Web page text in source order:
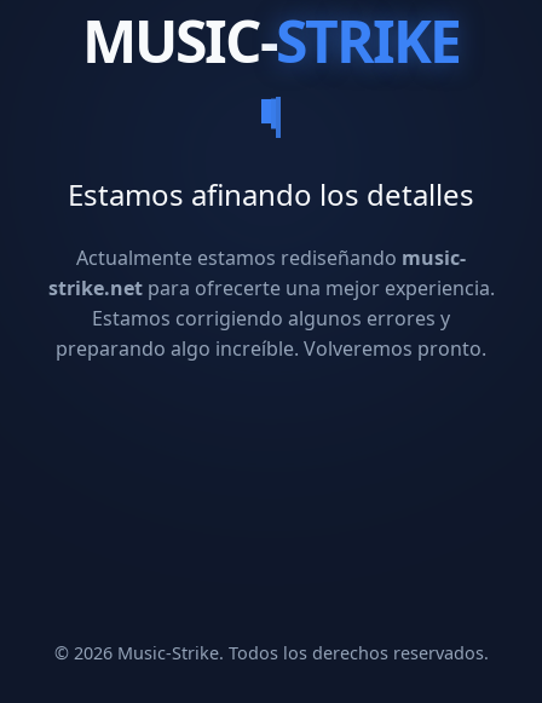
MUSIC-STRIKE
Estamos afinando los detalles
Actualmente estamos rediseñando music-
strike.netpara ofrecerte una mejor experiencia.
Estamos corrigiendo algunos errores y
preparando algo increíble. Volveremos pronto.
© 2026 Music-Strike. Todos los derechos reservados.